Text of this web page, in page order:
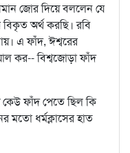
জোর দিয়ে বললেন যে
বিকৃত অর্থ করছি। রবি
এ ফাঁদ, ঈশ্বরের
কর-- বিশ্বজোড়া ফাঁদ
কেউ ফাঁদ পেতে ছিল কি
মতো ধর্মক্লাসের হাত